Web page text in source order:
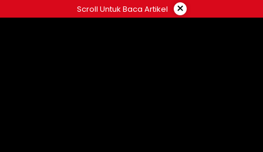
ke
Scroll Untuk Baca Artikel ×